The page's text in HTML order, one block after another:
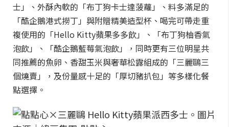
士」、外酥內軟的「布丁狗卡士達菠蘿」、料多滿足的
「酷企鵝港式撈丁」與附贈精美造型杯、喝完可帶走重
複使用的「Hello Kitty蘋果多多飲」、「布丁狗柚香氣
泡飲」、「酷企鵝藍莓氣泡飲」，同時更有三位明星共
同推薦的魚卵、香甜玉米與奢華松露組成的「三麗鷗三
個燒賣」，及份量感十足的「厚切豬扒包」等多樣化餐
點選擇。